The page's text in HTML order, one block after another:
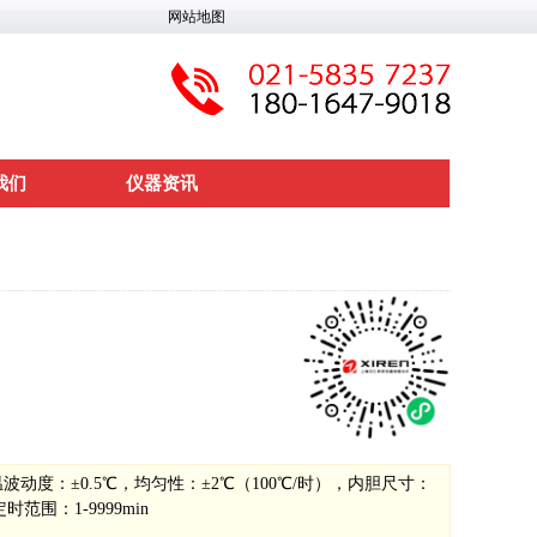
网站地图
们 仪器资讯
动度：±0.5℃，均匀性：±2℃（100℃/时），内胆尺寸：
时范围：1-9999min